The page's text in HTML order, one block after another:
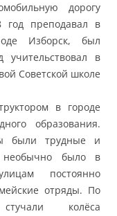
дорогу
год преподавал в
Изборск, был
в
Советской школе
в городе
образования.
были трудные и
было в
постоянно
отряды. По
колёса